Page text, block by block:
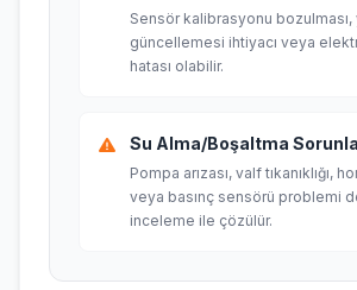
Sensör kalibrasyonu bozulması,
güncellemesi ihtiyacı veya
hatası olabilir.
Su Alma/Boşaltma
Pompa arızası, valf tıkanıklığı,
veya basınç sensörü problemi
inceleme ile çözülür.